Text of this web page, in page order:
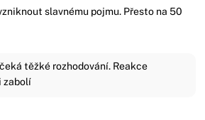
slavnému pojmu. Přesto na 50
těžké rozhodování. Reakce
zabolí